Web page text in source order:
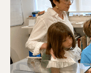
e
seus
Filhos